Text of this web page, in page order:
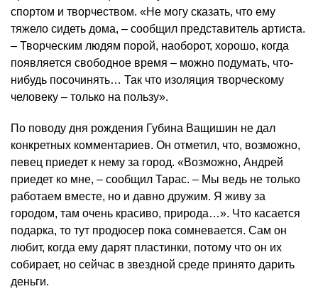
спортом и творчеством. «Не могу сказать, что ему
тяжело сидеть дома, – сообщил представитель артиста.
– Творческим людям порой, наоборот, хорошо, когда
появляется свободное время – можно подумать, что-
нибудь посочинять… Так что изоляция творческому
человеку – только на пользу».
По поводу дня рождения Губина Ващишин не дал
конкретных комментариев. Он отметил, что, возможно,
певец приедет к нему за город. «Возможно, Андрей
приедет ко мне, – сообщил Тарас. – Мы ведь не только
работаем вместе, но и давно дружим. Я живу за
городом, там очень красиво, природа…». Что касается
подарка, то тут продюсер пока сомневается. Сам он
любит, когда ему дарят пластинки, потому что он их
собирает, но сейчас в звездной среде принято дарить
деньги.